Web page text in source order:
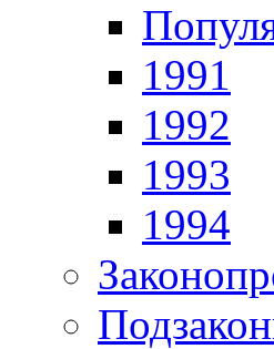
1991
1992
1993
1994